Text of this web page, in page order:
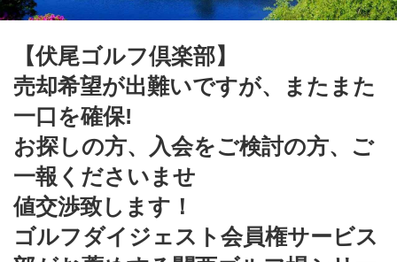
【伏尾ゴルフ倶楽部】
売却希望が出難いですが、またまた
一口を確保!
お探しの方、入会をご検討の方、ご
一報くださいませ
値交渉致します！
ゴルフダイジェスト会員権サービス